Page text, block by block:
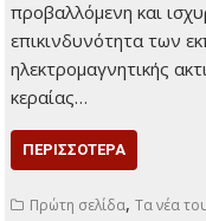
προβαλλόμενη και
επικινδυνότητα των
ηλεκτρομαγνητικής
κεραίας…
ΠΕΡΙΣΣΌΤΕΡΑ
Πρώτη σελίδα,Τα νέα